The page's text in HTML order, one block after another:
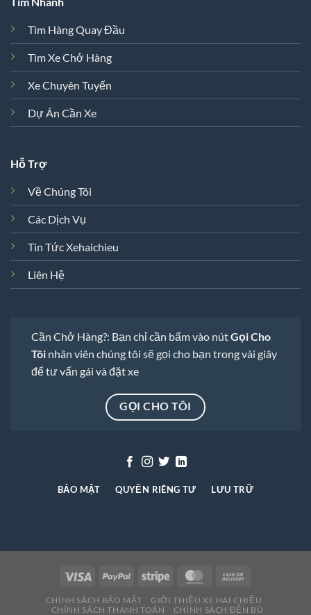
Tìm Hàng Quay Đầu
Tìm Xe Chở Hàng
Xe Chuyên Tuyến
Dự Án Cần Xe
Hỗ Trợ
Về Chúng Tôi
Các Dịch Vụ
Tin Tức Xehaichieu
Liên Hệ
Cần Chở Hàng?: Bạn chỉ cần bấm vào nútGọi Cho
Tôi nhân viên chúng tôi sẽ gọi cho bạn trong vài giây
để tư vấn gái và đặt xe
GỌI CHO TÔI
BẢO MẬT QUYỀN RIÊNG TƯ LƯU TRỮ
CHÍNH SÁCH BẢO MẬT
GIỚI THIỆU XE HAI CHIỀU
CHÍNH SÁCH THANH TOÁN
CHÍNH SÁCH ĐỀN BÙ